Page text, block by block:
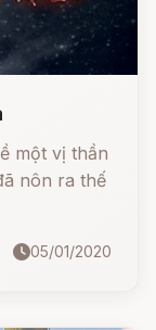
một vị thần
nôn ra thế
05/01/2020